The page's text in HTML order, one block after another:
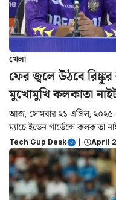
খেলা
ফের জ্বলে উঠবে
মুখোমুখি কলকাতা
আজ, সোমবার ২১ এপ্রিল, ২০২৫-
ম্যাচে ইডেন গার্ডেন্সে কলকাতা
Tech Gup Desk April